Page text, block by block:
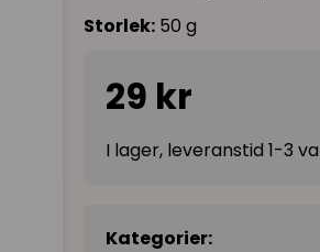
Storlek:50 g
29 kr
I lager, leveranstid 1-3
Kategorier: